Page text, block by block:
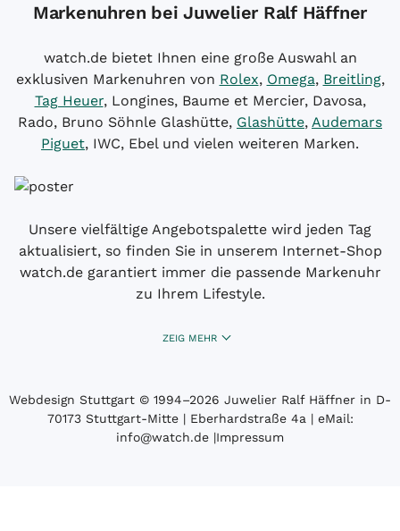
Markenuhren bei Juwelier Ralf Häffner
watch.de bietet Ihnen eine große Auswahl an
exklusiven Markenuhren von Rolex, Omega, Breitling,
Tag Heuer, Longines, Baume et Mercier, Davosa,
Rado, Bruno Söhnle Glashütte, Glashütte, Audemars
Piguet, IWC, Ebel und vielen weiteren Marken.
Unsere vielfältige Angebotspalette wird jeden Tag
aktualisiert, so finden Sie in unserem Internet-Shop
watch.de garantiert immer die passende Markenuhr
zu Ihrem Lifestyle.
ZEIG MEHR
Webdesign Stuttgart © 1994­–2026 Juwelier Ralf Häffner in D-
70173 Stuttgart-Mitte | Eberhardstraße 4a | eMail:
info@watch.de |Impressum